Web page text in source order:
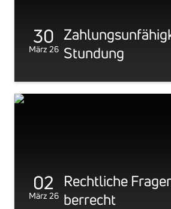
30
März 26 Stun­dung
02
März 26
Recht­liche
ber­recht